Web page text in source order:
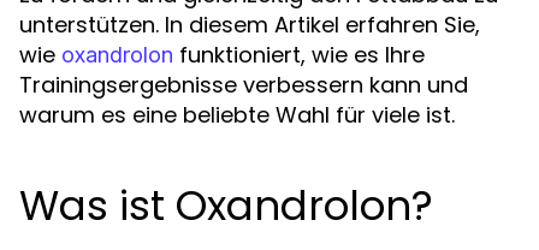
unterstützen. In diesem Artikel erfahren Sie,
wie oxandrolon funktioniert, wie es Ihre
Trainingsergebnisse verbessern kann und
warum es eine beliebte Wahl für viele ist.
Was ist Oxandrolon?